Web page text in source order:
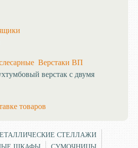
Верстаки ВП
верстак с двумя
СТЕЛЛАЖИ